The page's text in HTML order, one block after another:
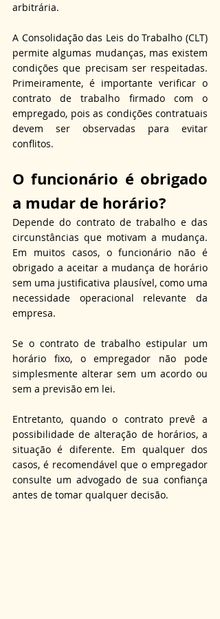
arbitrária.
A Consolidação das Leis do Trabalho (CLT)
permite algumas mudanças, mas existem
condições que precisam ser respeitadas.
Primeiramente, é importante verificar o
contrato de trabalho firmado com o
empregado, pois as condições contratuais
devem ser observadas para evitar
conflitos.
O funcionário é obrigado
a mudar de horário?
Depende do contrato de trabalho e das
circunstâncias que motivam a mudança.
Em muitos casos, o funcionário não é
obrigado a aceitar a mudança de horário
sem uma justificativa plausível, como uma
necessidade operacional relevante da
empresa.
Se o contrato de trabalho estipular um
horário fixo, o empregador não pode
simplesmente alterar sem um acordo ou
sem a previsão em lei.
Entretanto, quando o contrato prevê a
possibilidade de alteração de horários, a
situação é diferente. Em qualquer dos
casos, é recomendável que o empregador
consulte um advogado de sua confiança
antes de tomar qualquer decisão.